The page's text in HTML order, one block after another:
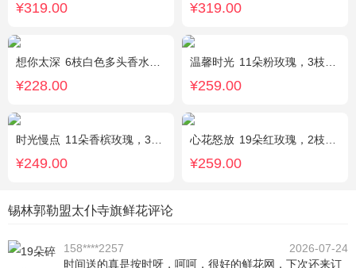
¥319.00 ¥319.00
想你太深 6枝白色多头香水百合，黄莺、勿忘我搭配。
¥228.00
温馨时光 11朵粉玫瑰，3枝多头粉百合，黄莺搭配
¥259.00
时光慢点 11朵香槟玫瑰，3朵向日葵，1个蓝色绣球，桔梗、绿叶搭配
¥249.00
心花怒放 19朵红玫瑰，2枝多头粉百合，配花、黄莺搭配
¥259.00
锡林郭勒盟太仆寺旗鲜花评论
158****2257
2026-07-24
时间送的真是按时呀，呵呵，很好的鲜花网，下次还来订